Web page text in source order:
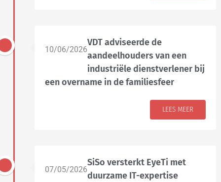
10/06/2026
VDT adviseerde de
aandeelhouders van een
industriële dienstverlener bij
een overname in de familiesfeer
LEES MEER
07/05/2026
SiSo versterkt EyeTi met
duurzame IT-expertise